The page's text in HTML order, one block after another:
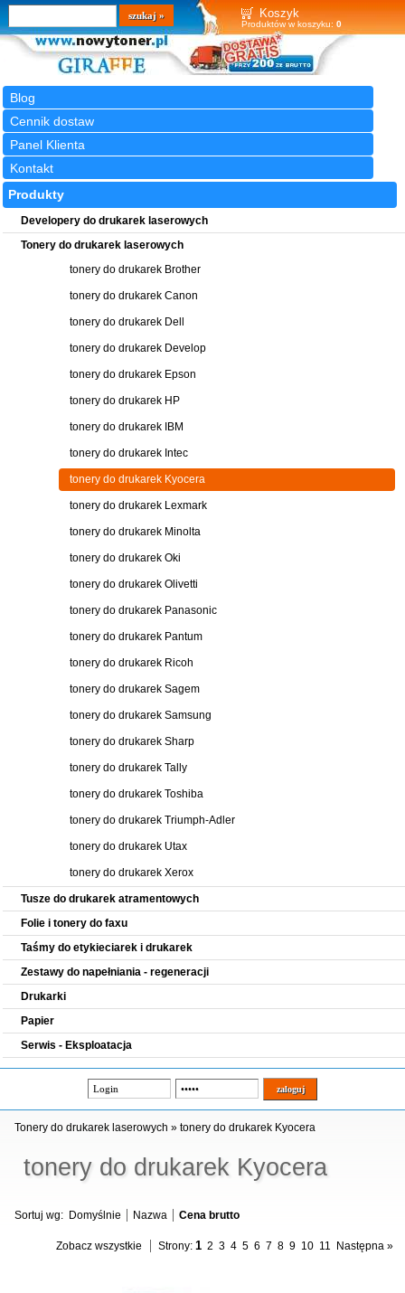
Koszyk
Produktów w koszyku: 0
Blog
Cennik dostaw
Panel Klienta
Kontakt
Wyszukiwarka
szukaj
Produkty
Developery do drukarek laserowych
Tonery do drukarek laserowych
tonery do drukarek Brother
tonery do drukarek Canon
tonery do drukarek Dell
tonery do drukarek Develop
tonery do drukarek Epson
tonery do drukarek HP
tonery do drukarek IBM
tonery do drukarek Intec
tonery do drukarek Kyocera
tonery do drukarek Lexmark
tonery do drukarek Minolta
tonery do drukarek Oki
tonery do drukarek Olivetti
tonery do drukarek Panasonic
tonery do drukarek Pantum
tonery do drukarek Ricoh
tonery do drukarek Sagem
tonery do drukarek Samsung
tonery do drukarek Sharp
tonery do drukarek Tally
tonery do drukarek Toshiba
tonery do drukarek Triumph-Adler
tonery do drukarek Utax
tonery do drukarek Xerox
Tusze do drukarek atramentowych
Folie i tonery do faxu
Taśmy do etykieciarek i drukarek
Zestawy do napełniania - regeneracji
Drukarki
Papier
Serwis - Eksploatacja
tonery do drukarek Kyocera
Tonery do drukarek laserowych »tonery do drukarek Kyocera
Sortuj wg: Domyślnie Nazwa Cena brutto
Zobacz wszystkie Strony: 1 2 3 4 5 6 7 8 9 10 11 Następna »